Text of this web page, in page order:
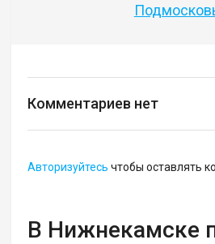
Комментариев нет
Авторизуйтесь чтобы оставлять
В Нижнекамске